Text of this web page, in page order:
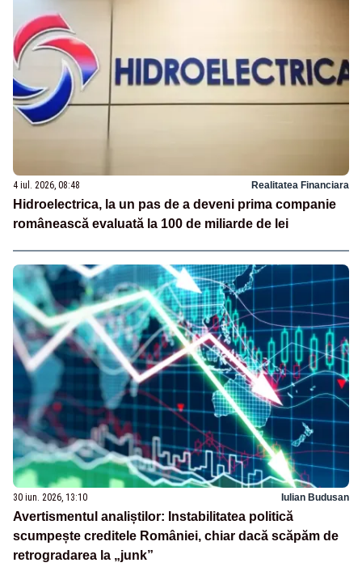
4 iul. 2026, 08:48 Realitatea Financiara
Hidroelectrica, la un pas de a deveni prima companie
românească evaluată la 100 de miliarde de lei
30 iun. 2026, 13:10 Iulian Budusan
Avertismentul analiștilor: Instabilitatea politică
scumpește creditele României, chiar dacă scăpăm de
retrogradarea la „junk”